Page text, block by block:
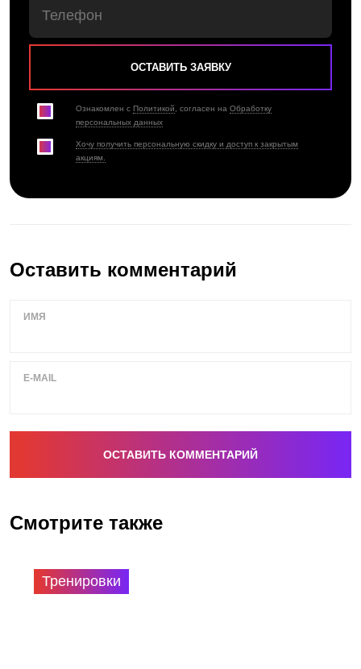
Ознакомлен с Политикой, согласен на Обработку
персональных данных
Хочу получить персональную скидку и доступ к закрытым
акциям.
Оставить комментарий
ИМЯ
E-MAIL
Смотрите также
Тренировки